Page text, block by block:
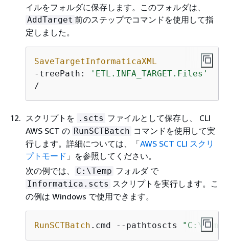
イルをフォルダに保存します。このフォルダは、
AddTarget 前のステップでコマンドを使用して指
定しました。
SaveTargetInformaticaXML
-treePath:
'ETL.INFA_TARGET.Files'
/
スクリプトを .scts ファイルとして保存し、 CLI
AWS SCT の RunSCTBatch コマンドを使用して実
行します。詳細については、「AWS SCT CLI スクリ
プトモード 」を参照してください。
次の例では、
C:\Temp フォルダ で
Informatica.scts スクリプトを実行します。こ
の例は Windows で使用できます。
RunSCTBatch .cmd --pathtoscts